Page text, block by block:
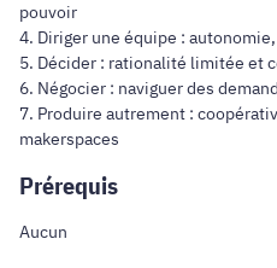
pouvoir
4. Diriger une équipe :
5. Décider : rationalité limitée et
6. Négocier : naviguer des
7. Produire autrement :
makerspaces
Prérequis
Aucun